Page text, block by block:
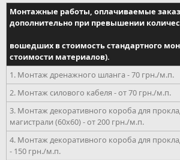
Монтажные работы, оплачиваемые
дополнительно при превышении
вошедших в стоимость стандартного
стоимости материалов).
1. Монтаж дренажного шланга - 70 грн./м.п.
2. Монтаж силового кабеля - от 70 грн./м.п.
3. Монтаж декоративного короба для
магистрали (60х60) - от 200 грн./м.п.
4. Монтаж декоративного короба для
- 150 грн./м.п.